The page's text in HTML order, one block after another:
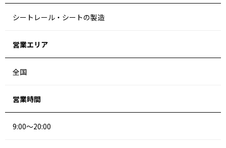
シートレール・シートの製造
営業エリア
全国
営業時間
9:00～20:00